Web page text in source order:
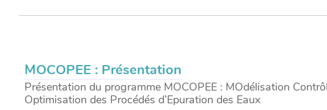
MOCOPEE : Présentation
Présentation du programme MOCOPEE : MOdélisation
Optimisation des Procédés d’Epuration des Eaux